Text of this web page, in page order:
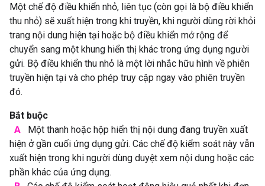
Một chế độ điều khiển nhỏ, liên tục (còn gọi là bộ điều khiển
thu nhỏ) sẽ xuất hiện trong khi truyền, khi người dùng rời khỏi
trang nội dung hiện tại hoặc bộ điều khiển mở rộng để
chuyển sang một khung hiển thị khác trong ứng dụng người
gửi. Bộ điều khiển thu nhỏ là một lời nhắc hữu hình về phiên
truyền hiện tại và cho phép truy cập ngay vào phiên truyền
đó.
Bắt buộc
A
Một thanh hoặc hộp hiển thị nội dung đang truyền xuất
hiện ở gần cuối ứng dụng gửi. Các chế độ kiểm soát này vẫn
xuất hiện trong khi người dùng duyệt xem nội dung hoặc các
phần khác của ứng dụng.